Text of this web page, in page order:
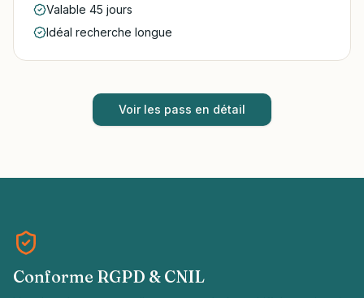
Valable 45 jours
Idéal recherche longue
Voir les pass en détail
Conforme RGPD & CNIL